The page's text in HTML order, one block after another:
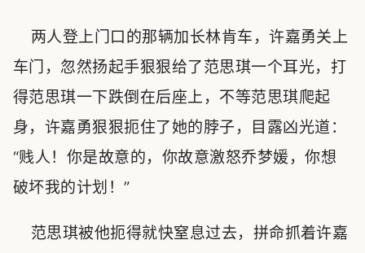
两人登上门口的那辆加长林肯车，许嘉勇关上
车门，忽然扬起手狠狠给了范思琪一个耳光，打
得范思琪一下跌倒在后座上，不等范思琪爬起
身，许嘉勇狠狠扼住了她的脖子，目露凶光道：
“贱人！你是故意的，你故意激怒乔梦媛，你想
破坏我的计划！”
范思琪被他扼得就快窒息过去，拼命抓着许嘉